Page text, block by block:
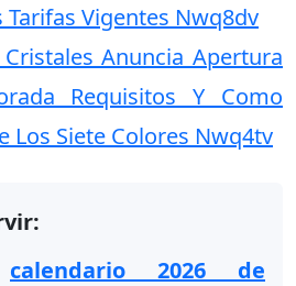
Tarifas Vigentes Nwq8dv
Anuncia Apertura
Requisitos Y Como
Los Siete Colores Nwq4tv
calendario 2026 de